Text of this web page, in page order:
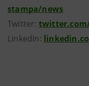
stampa/news
Twitter:
LinkedIn: